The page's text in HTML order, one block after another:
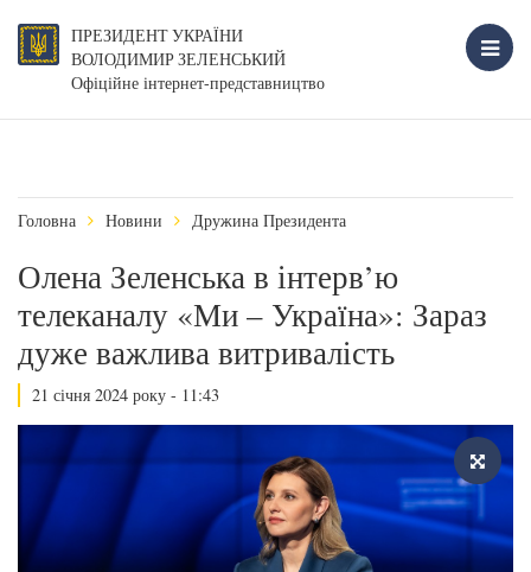
ПРЕЗИДЕНТ УКРАЇНИ
ВОЛОДИМИР ЗЕЛЕНСЬКИЙ
Офіційне інтернет-представництво
Головна Новини Дружина Президента
Олена Зеленська в інтерв’ю
телеканалу «Ми – Україна»: Зараз
дуже важлива витривалість
21 січня 2024 року - 11:43